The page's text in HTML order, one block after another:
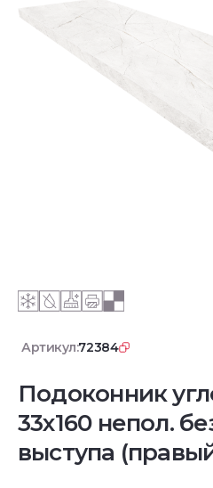
Артикул:72384
Подоконник
33х160 непол.
выступа